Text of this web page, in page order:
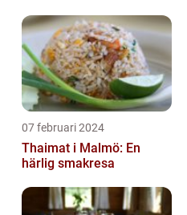
07 februari 2024
Thaimat i Malmö: En
härlig smakresa